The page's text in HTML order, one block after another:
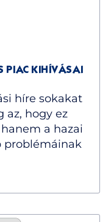
PIAC KIHÍVÁSAI
híre sokakat
az, hogy ez
a hazai
problémáinak